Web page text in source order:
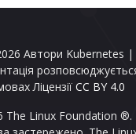
Автори Kubernetes |
Ліцензії CC BY 4.0
The Linux Foundation ®.